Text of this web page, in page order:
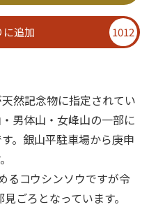
に追加 1012
然記念物に指定されてい
男体山・女峰山の一部に
。銀山平駐車場から庚申
るコウシンソウですが令
ごろとなっています。